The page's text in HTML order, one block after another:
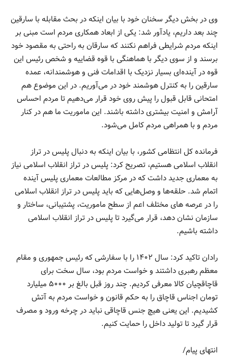
وی در بخش دیگر سخنان خود با بیان اینکه در بحث مقابله با سارقین
چند بعد داریم، یادآور شد: یکی از ابعاد همکاری مردم است مبنی بر
اینکه مردم شرایطی فراهم نکنند که سارقان به راحتی به مقصود خود
برسند و از سوی دیگر با هماهنگی با قوه قضاییه و شخص رئیس این
قوه در آینده‌ای بسیار نزدیک با اقدامات فنی و هوشمندانه، عمده
سارقین را به کنترل هوشمند خود در می‌آوریم. در این موضوع هم
امتحانی قابل قبول را پیش روی خود قرار می‌دهیم تا مردم احساس
آرامش و امنیت بیشتری داشته باشند. این ماموریت ما هم در کنار
مردم و با همراهی مردم کامل می‌شود.
فرمانده کل انتظامی کشور، با بیان اینکه به دنبال پلیس در تراز
انقلاب اسلامی هستیم، تصریح کرد: پلیس در تراز انقلاب اسلامی نیاز
به معماری جدید داشت که در مرکز مطالعات معماری پلیس آینده
اتمام شد. حلقه‌ها و وصل‌هایی که باید پلیس در تراز انقلاب اسلامی
را در عرصه های مختلف اعم از سطح ماموریت، پشتیبانی، ساختار و
سازمان نشان دهد، قرار می‌گیرد تا پلیس در تراز انقلاب اسلامی
داشته باشیم.
رادان تاکید کرد: سال ۱۴۰۲ را با سفارشی که رئیس جمهوری و مقام
معظم رهبری داشتند و خواست مردم بود، سال سخت برای
قاچاقچیان کالا معرفی کردیم. چند روز قبل بالغ بر ۵۰۰۰ میلیارد
تومان اجناس قاچاق را به حکم قانون و خواست مردم به آتش
کشیدیم. این یعنی هیچ جنس قاچاقی نباید در چرخه ورود و مصرف
قرار گیرد تا تولید داخل را حمایت کنیم.
انتهای پیام/